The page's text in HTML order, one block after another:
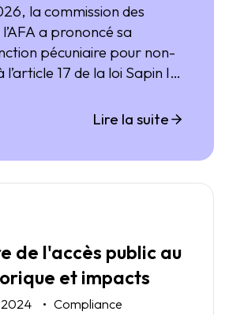
la commission des
a prononcé sa
pécuniaire pour non-
17 de la loi Sapin II.
dispositif anticorruption
Lire la suite
de l'accès public au
et impacts
Compliance